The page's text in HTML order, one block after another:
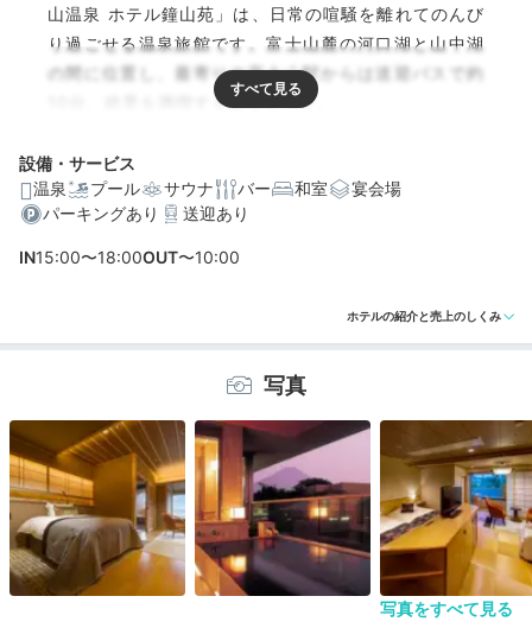
山温泉 ホテル鐘山苑」は、日常の喧騒を離れてのんび
り過ごせる温泉旅館です。富士山麓の河口湖と山中湖
の間に位置し、最寄りの富士山駅からは送迎バスで約
10分。絶景を満喫する旅をどうぞ。
編集部おすすめの３つのポイント
富士山の名水豆腐などご当地グルメも楽しめる朝食バイ
キング
設備・サービス
温泉
プール サウナ バー 和室
宴会場
パーキングあり
送迎あり
IN15:00〜18:00OUT〜10:00
ホテルの紹介と売上のしくみ
写真
写真をすべて見る